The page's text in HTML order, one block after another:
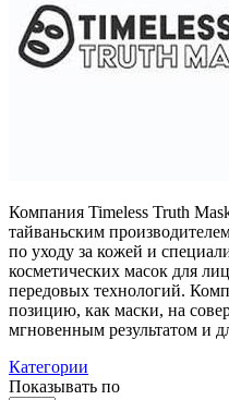
Компания Timeless Truth
тайваньским
по уходу за кожей и
косметических масок для
передовых технологий.
позицию, как маски, на
мгновенным результатом и
Категории
Показывать по